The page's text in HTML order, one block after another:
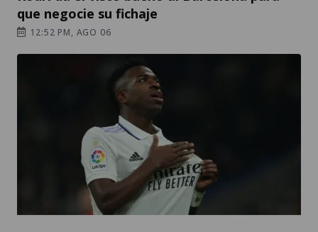
que negocie su fichaje
12:52 PM, AGO 06